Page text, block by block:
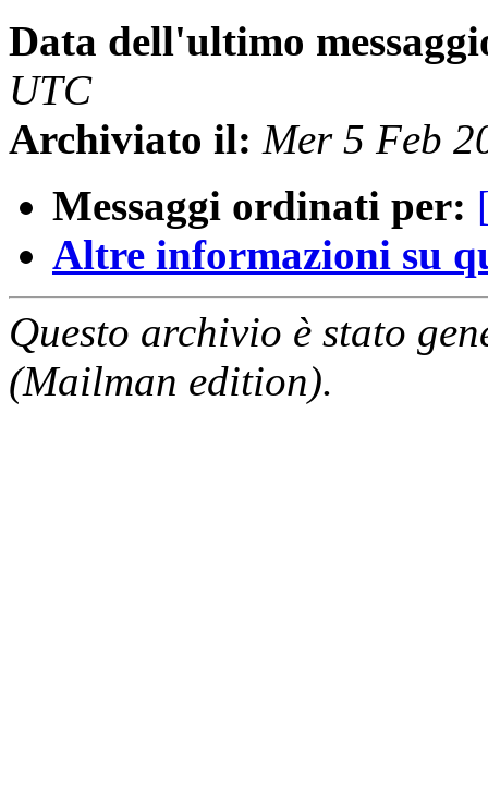
Data dell'ultimo
UTC
Archiviato il: Mer 5 Feb
Messaggi ordinati per:
Altre informazioni su
Questo archivio è stato
(Mailman edition).